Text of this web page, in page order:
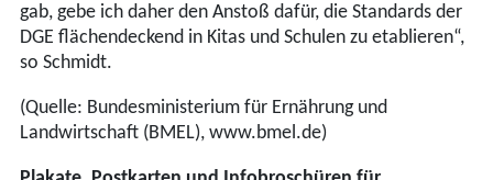
gab, gebe ich daher den Anstoß dafür, die Standards der
DGE flächendeckend in Kitas und Schulen zu etablieren“,
so Schmidt.
(Quelle: Bundesministerium für Ernährung und
Landwirtschaft (BMEL), www.bmel.de)